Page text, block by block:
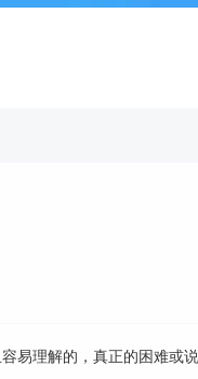
易理解的，真正的困难或